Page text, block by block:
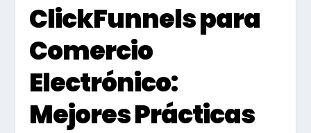
ClickFunnels para
Comercio
Electrónico:
Mejores Prácticas